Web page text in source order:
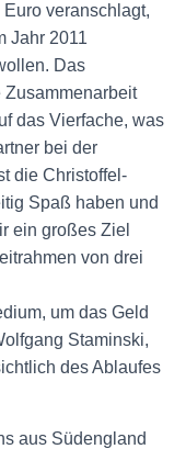
veranschlagt,
Jahr 2011
Das
Zusammenarbeit
das Vierfache, was
bei der
die Christoffel-
Spaß haben und
ein großes Ziel
von drei
um das Geld
Staminski,
des Ablaufes
aus Südengland